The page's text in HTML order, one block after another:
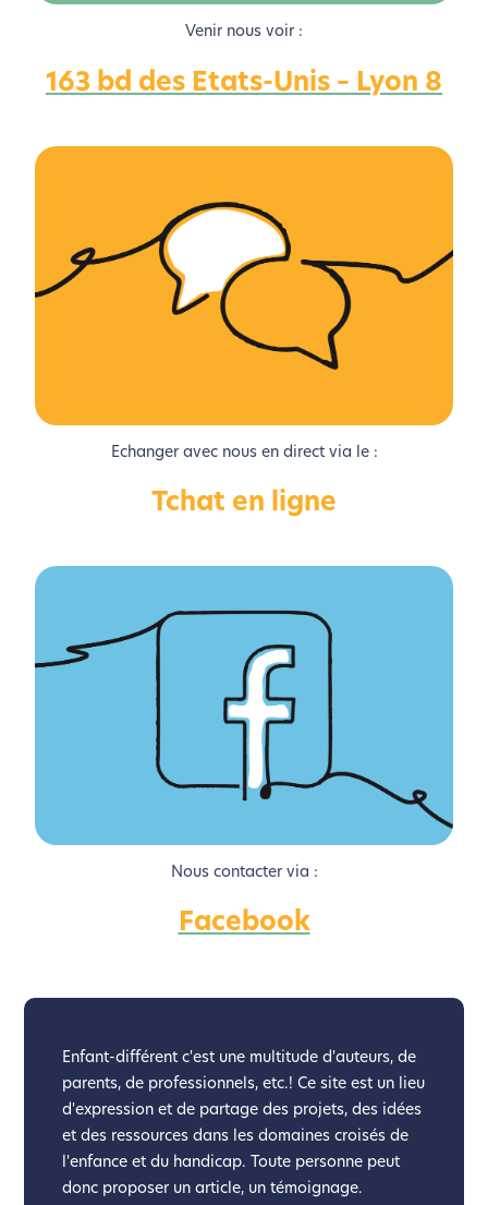
Nous avons développé ce site Internet dans le cadre
d’une démarche forte d’écoconception.
Si vous aussi vous souhaitez diminuer drastiquement
les besoins énergétiques nécessaires à votre
le parcourir dans son Mode
l’écoconception.
Venir nous voir :
163 bd des Etats-Unis – Lyon 8
Echanger avec nous en direct via le :
Tchat en ligne
Nous contacter via :
Facebook
Enfant-différent c'est une multitude d'auteurs, de
parents, de professionnels, etc.! Ce site est un lieu
d'expression et de partage des projets, des idées
et des ressources dans les domaines croisés de
l'enfance et du handicap. Toute personne peut
donc proposer un article, un témoignage.